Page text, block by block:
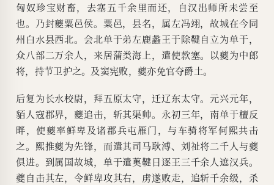
匈奴珍宝财畜，去塞五千余里而还，自汉出师所未尝至
也。乃封夔粟邑侯。粟邑，县名，属左冯翊，故城在今同
州白水县西北。会北单于弟左鹿蠡王于除鞬自立为单于，
众八部二万余人，来居蒲类海上，遣使款塞。以夔为中郎
将，持节卫护之。及窦宪败，夔亦免官夺爵土。
后复为长水校尉，拜五原太守，迁辽东太守。元兴元年，
貊人寇郡界，夔追击，斩其渠帅。永初三年，南单于檀反
畔，使夔率鲜卑及诸郡兵屯雁门，与车骑将军何熙共击
之。熙推夔为先锋，而遣其司马耿溥、刘祉将二千人与夔
俱进。到属国故城，单于遣薁鞬日逐王三千余人遮汉兵。
夔自击其左，令鲜卑攻其右，虏遂败走，追斩千余级，杀